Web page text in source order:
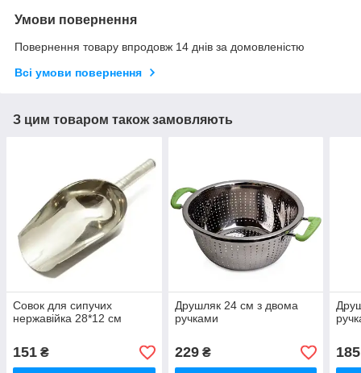
Умови повернення
Повернення товару впродовж 14 днів за домовленістю
Всі умови повернення
З цим товаром також замовляють
Совок для сипучих
нержавійка 28*12 см
151 ₴
Друшляк 24 см з двома
ручками
229₴ 185